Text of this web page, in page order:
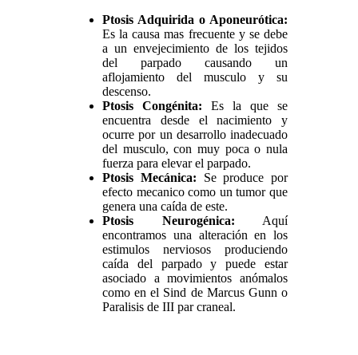
Ptosis Adquirida o Aponeurótica:
Es la causa mas frecuente y se debe
a un envejecimiento de los tejidos
del parpado causando un
aflojamiento del musculo y su
descenso.
Ptosis Congénita: Es la que se
encuentra desde el nacimiento y
ocurre por un desarrollo inadecuado
del musculo, con muy poca o nula
fuerza para elevar el parpado.
Ptosis Mecánica: Se produce por
efecto mecanico como un tumor que
genera una caída de este.
Ptosis Neurogénica: Aquí
encontramos una alteración en los
estimulos nerviosos produciendo
caída del parpado y puede estar
asociado a movimientos anómalos
como en el Sind de Marcus Gunn o
Paralisis de III par craneal.